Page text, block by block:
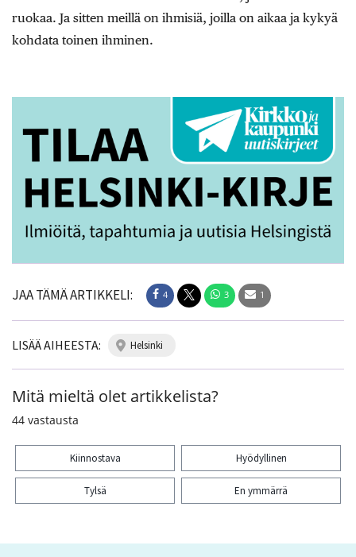
ruokaa. Ja sitten meillä on ihmisiä, joilla on aikaa ja kykyä
kohdata toinen ihminen.
JAA TÄMÄ ARTIKKELI: 4 3 1
LISÄÄ AIHEESTA: helsinki
Mitä mieltä olet artikkelista?
44 vastausta
Kiinnostava Hyödyllinen
Tylsä En ymmärrä